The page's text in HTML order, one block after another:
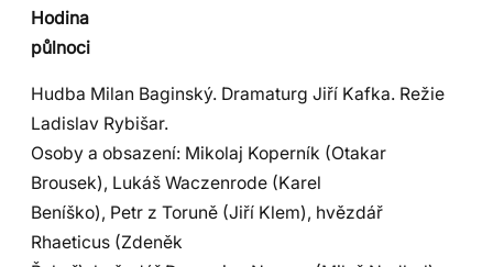
Hodina
půlnoci
Hudba Milan Baginský. Dramaturg Jiří Kafka. Režie
Ladislav Rybišar.
Osoby a obsazení: Mikolaj Koperník (Otakar
Brousek), Lukáš Waczenrode (Karel
Beníško), Petr z Toruně (Jiří Klem), hvězdář
Rhaeticus (Zdeněk